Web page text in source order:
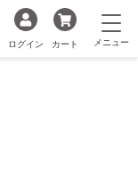
ログイン カート